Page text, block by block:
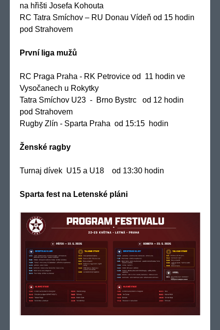
na hřišti Josefa Kohouta
RC Tatra Smíchov – RU Donau Vídeň od 15 hodin
pod Strahovem
První liga mužů
RC Praga Praha - RK Petrovice od 11 hodin ve
Vysočanech u Rokytky
Tatra Smíchov U23 - Brno Bystrc od 12 hodin
pod Strahovem
Rugby Zlín - Sparta Praha od 15:15 hodin
Ženské ragby
Turnaj dívek U15 a U18 od 13:30 hodin
Sparta fest na Letenské pláni